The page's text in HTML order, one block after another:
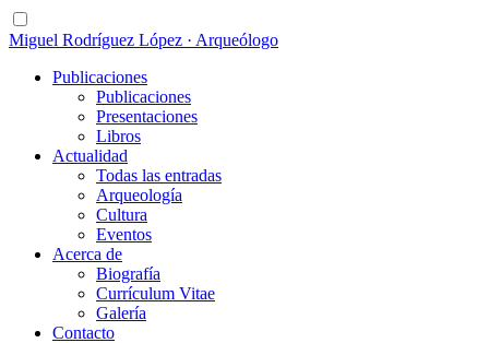
Miguel Rodríguez López · Arqueólogo
Publicaciones
Publicaciones
Presentaciones
Libros
Actualidad
Todas las entradas
Arqueología
Cultura
Eventos
Acerca de
Biografía
Currículum Vitae
Galería
Contacto